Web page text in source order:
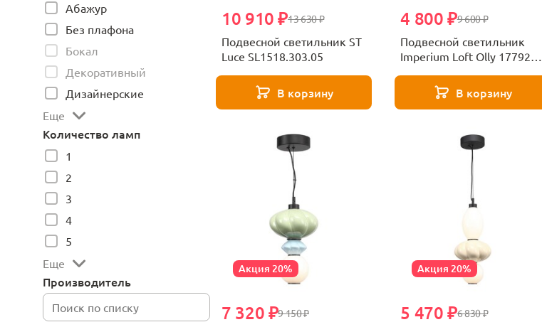
Абажур
Без плафона
Бокал
Декоративный
Дизайнерские
Еще
Количество ламп
1
2
3
4
5
Еще
Производитель
13 630 ₽
10 910 ₽
Подвесной светильник ST
Luce SL1518.303.05
В корзину
9 600 ₽
4 800 ₽
Подвесной светильник
Imperium Loft Olly 177923-
В корзину
Акция 20%
9 150 ₽
7 320 ₽
Акция 20%
6 830 ₽
5 470 ₽